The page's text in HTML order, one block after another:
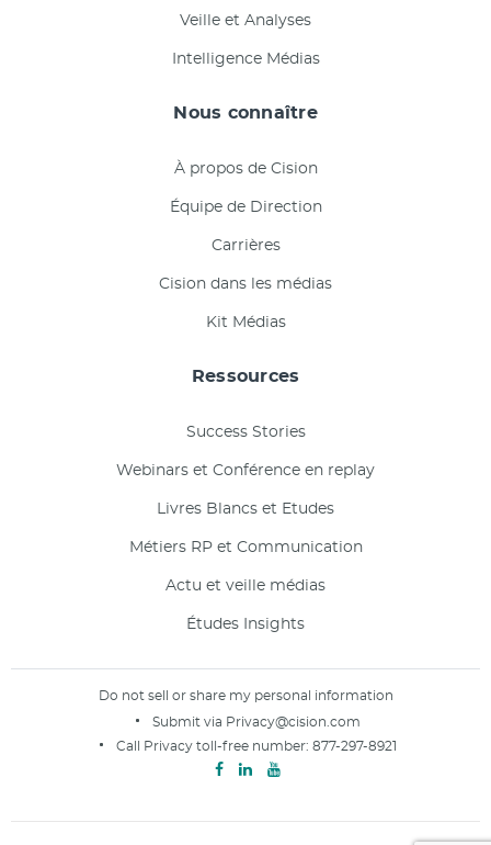
Veille et Analyses
Intelligence Médias
Nous connaître
À propos de Cision
Équipe de Direction
Carrières
Cision dans les médias
Kit Médias
Ressources
Success Stories
Webinars et Conférence en replay
Livres Blancs et Etudes
Métiers RP et Communication
Actu et veille médias
Études Insights
Do not sell or share my personal information
Submit via Privacy@cision.com
Call Privacy toll-free number: 877-297-8921